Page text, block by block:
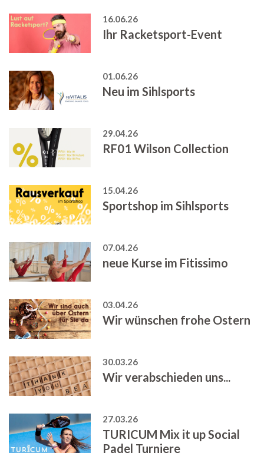
16.06.26
Ihr Racketsport-Event
01.06.26
Neu im Sihlsports
29.04.26
RF01 Wilson Collection
15.04.26
Sportshop im Sihlsports
07.04.26
neue Kurse im Fitissimo
03.04.26
Wir wünschen frohe Ostern
30.03.26
Wir verabschieden uns...
27.03.26
TURICUM Mix it up Social
Padel Turniere